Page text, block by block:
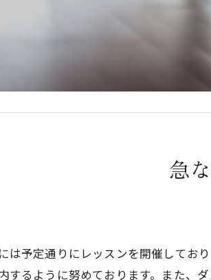
急
は予定通りにレッスンを開催してお
するように努めております。また、